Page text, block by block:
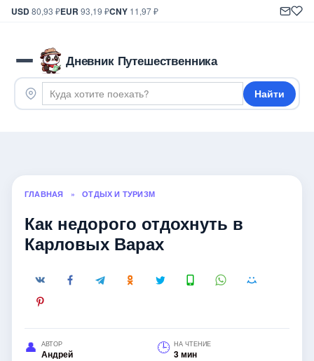
USD80,93 ₽EUR 93,19 ₽CNY 11,97 ₽
Дневник Путешественника
Найти
ГЛАВНАЯ » ОТДЫХ И ТУРИЗМ
Как недорого отдохнуть в
Карловых Варах
АВТОР
Андрей
НА ЧТЕНИЕ
3 мин